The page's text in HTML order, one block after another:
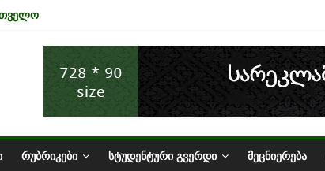
ურთიერთკავშირი
ეკონომიკური სარგებელი
საქართველოში
ᲠᲣᲑᲠᲘᲙᲔᲑᲘ ᲡᲢᲣᲓᲔᲜᲢᲣᲠᲘ ᲒᲕᲔᲠᲓᲘ ᲛᲔᲪᲜᲘᲔᲠᲔᲑᲐ